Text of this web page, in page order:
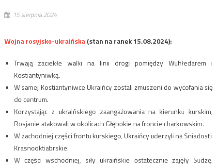
15 sierpnia 2024
Wojna rosyjsko-ukraińska(stan na ranek 15.08.2024):
Trwają zaciekłe walki na linii drogi pomiędzy Wuhłedarem i
Kostiantyniwką.
W samej Kostiantyniwce Ukraińcy zostali zmuszeni do wycofania się
do centrum.
Korzystając z ukraińskiego zaangażowania na kierunku kurskim,
Rosjanie atakowali w okolicach Głębokie na froncie charkowskim.
W zachodniej części frontu kurskiego, Ukraińcy uderzyli na Sniadost i
Krasnooktiabrskie.
W części wschodniej, siły ukraińskie ostatecznie zajęły Sudzę.